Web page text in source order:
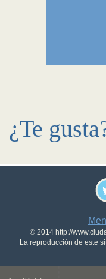
¿Te
© 2014 http://
La reproducción de este